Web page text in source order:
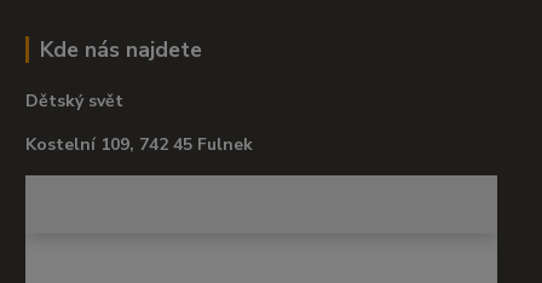
Kde nás najdete
Dětský svět
Kostelní 109, 742 45 Fulnek